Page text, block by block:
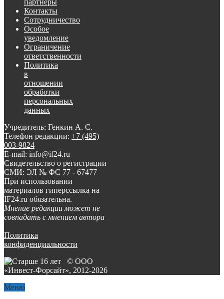
партнеры
Контакты
Сотрудничество
Особое
уведомление
Ограничение
ответственности
Политика
в
отношении
обработки
персональных
данных
Учредитель: Генкин А. С.
Телефон редакции: +7 (495)
003-9824
E-mail: info@if24.ru
Свидетельство о регистрации
СМИ: ЭЛ № ФС 77 - 67477
При использовании
материалов гиперссылка на
IF24.ru обязательна.
Мнение редакции может не
совпадать с мнением автора
Политика
конфиденциальности
© ООО
«Инвест-Форсайт», 2012-2026
Меню